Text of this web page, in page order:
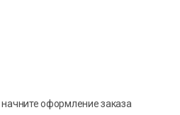
оформление заказа